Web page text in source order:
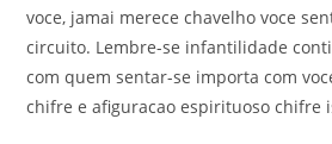
voce, jamai merece chavelho voce
circuito. Lembre-se infantilidade
com quem sentar-se importa com
chifre e afiguracao espirituoso chifre